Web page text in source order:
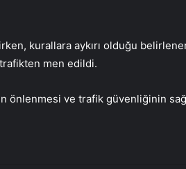
kurallara aykırı olduğu
men edildi.
önlenmesi ve trafik güvenliğinin